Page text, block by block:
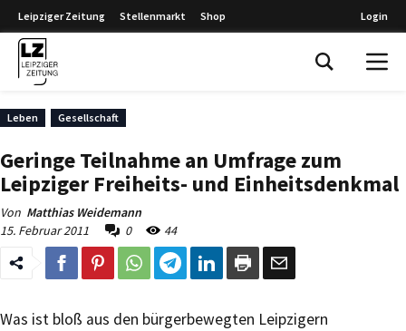
Leipziger Zeitung Stellenmarkt Shop Login
Leben Gesellschaft
Geringe Teilnahme an Umfrage zum
Leipziger Freiheits- und Einheitsdenkmal
Von Matthias Weidemann
15. Februar 2011
0 44
Was ist bloß aus den bürgerbewegten Leipzigern